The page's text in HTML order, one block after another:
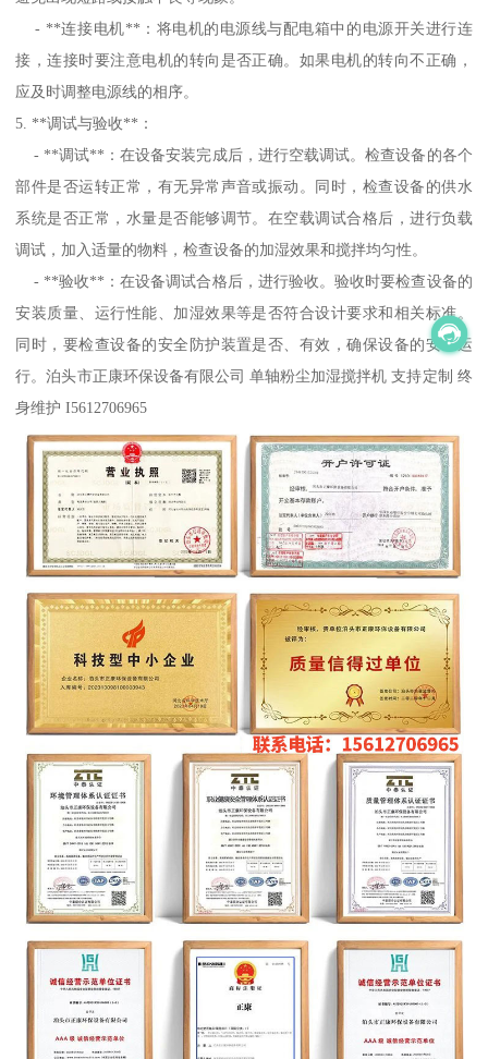
- **连接电机**：将电机的电源线与配电箱中的电源开关进行连
接，连接时要注意电机的转向是否正确。如果电机的转向不正确，
应及时调整电源线的相序。
5. **调试与验收**：
- **调试**：在设备安装完成后，进行空载调试。检查设备的各个
部件是否运转正常，有无异常声音或振动。同时，检查设备的供水
系统是否正常，水量是否能够调节。在空载调试合格后，进行负载
调试，加入适量的物料，检查设备的加湿效果和搅拌均匀性。
- **验收**：在设备调试合格后，进行验收。验收时要检查设备的
安装质量、运行性能、加湿效果等是否符合设计要求和相关标准。
同时，要检查设备的安全防护装置是否、有效，确保设备的安全运
行。泊头市正康环保设备有限公司 单轴粉尘加湿搅拌机 支持定制 终
身维护 I5612706965